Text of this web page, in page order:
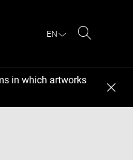
EN
in which artworks